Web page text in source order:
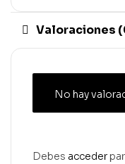
Valoraciones
No hay
Debes acceder